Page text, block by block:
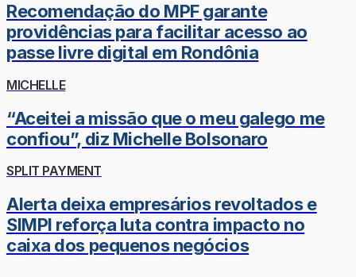
Recomendação do MPF garante
providências para facilitar acesso ao
passe livre digital em Rondônia
MICHELLE
“Aceitei a missão que o meu galego me
confiou”, diz Michelle Bolsonaro
SPLIT PAYMENT
Alerta deixa empresários revoltados e
SIMPI reforça luta contra impacto no
caixa dos pequenos negócios